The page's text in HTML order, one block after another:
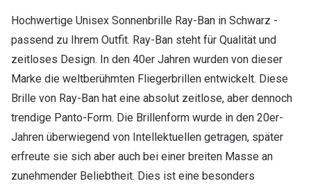
Zubehör
Brillenbügel
Brillenetuis
Brillenkettchen
Hochwertige Unisex Sonnenbrille Ray-Ban in Schwarz -
passend zu Ihrem Outfit. Ray-Ban steht für Qualität und
zeitloses Design. In den 40er Jahren wurden von dieser
Marke die weltberühmten Fliegerbrillen entwickelt. Diese
Brille von Ray-Ban hat eine absolut zeitlose, aber dennoch
trendige Panto-Form. Die Brillenform wurde in den 20er-
Jahren überwiegend von Intellektuellen getragen, später
erfreute sie sich aber auch bei einer breiten Masse an
zunehmender Beliebtheit. Dies ist eine besonders